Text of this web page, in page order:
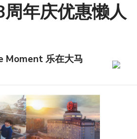
年庆优惠懒人
Moment 乐在大马